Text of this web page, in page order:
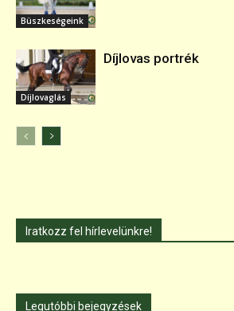
Büszkeségeink
Díjlovaglás
Díjlovas portrék
Iratkozz fel hírlevelünkre!
Legutóbbi bejegyzések